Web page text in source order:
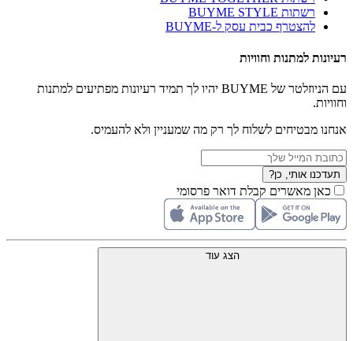
רשתות BUYME STYLE
להצטרף כבית עסק ל-BUYME
רעיונות למתנות וחוויות
עם הניוזלטר של BUYME יהיו לך תמיד רעיונות מפתיעים למתנות
וחוויות.
אנחנו מבטיחים לשלוח לך רק מה שמעניין ולא להעמיס.
תעדכנו אותי, כן?
כאן מאשרים קבלת דואר פרסומי
הצג עוד